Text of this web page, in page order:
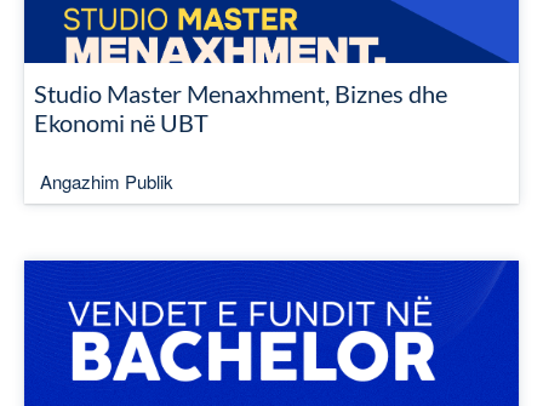
Studio Master Menaxhment, Biznes dhe
Ekonomi në UBT
Angazhim Publik